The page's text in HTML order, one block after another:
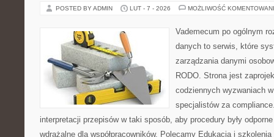
POSTED BY ADMIN LUT - 7 - 2026 MOŻLIWOŚĆ
Vademecum po ogólnym
danych to serwis, które
zarządzania danymi
RODO. Strona jest
codziennych wyzwaniach
specjalistów za
interpretacji przepisów w taki sposób, aby procedury były
wdrażalne dla współpracowników. Polecamy Edukacja i